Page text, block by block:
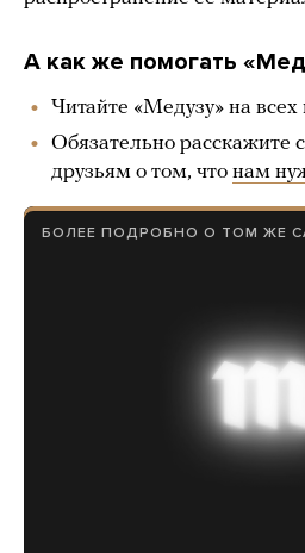
А как же помогать
Читайте «Медузу» на
Обязательно расскажите
друзьям о том, что нам
БОЛЕЕ ПОДРОБНО О ТОМ ЖЕ